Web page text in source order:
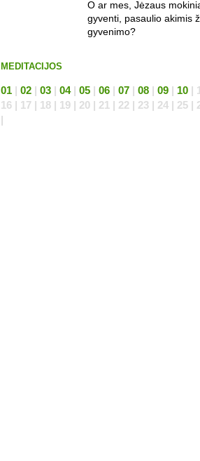
O ar mes, Jėzaus
gyventi, pasaulio akimis
gyvenimo?
MEDITACIJOS
01 | 02 | 03 | 04| 05 | 06 | 07 | 08 | 09 | 10 |
16 | 17 | 18 | 19 | 20 | 21 | 22 | 23 | 24 | 25 |
|